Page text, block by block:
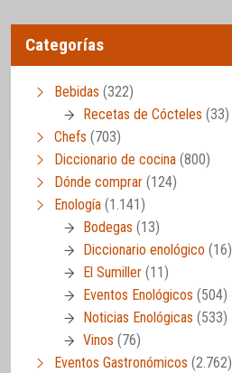
Categorías
Bebidas (322)
Recetas de Cócteles (33)
Chefs (703)
Diccionario de cocina (800)
Dónde comprar (124)
Enología (1.141)
Bodegas (13)
Diccionario enológico (16)
El Sumiller (11)
Eventos Enológicos (504)
Noticias Enológicas (533)
Vinos (76)
Eventos Gastronómicos (2.762)